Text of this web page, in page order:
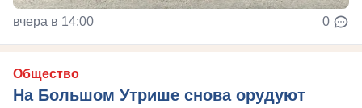
вчера в 14:00 0
Общество
На Большом Утрише снова орудуют